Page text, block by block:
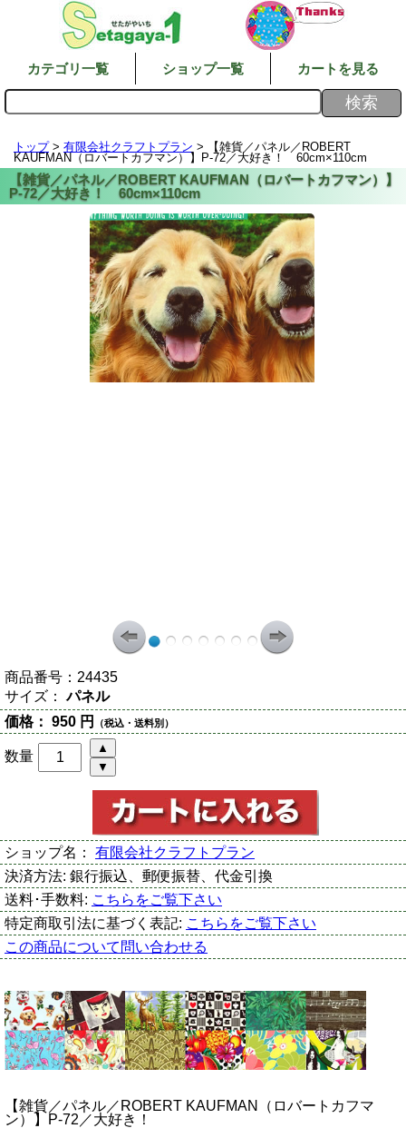
カテゴリ一覧 ショップ一覧 カートを見る
トップ> 有限会社クラフトプラン > 【雑貨／パネル／ROBERT
KAUFMAN（ロバートカフマン）】P-72／大好き！ 60cm×110cm
商品番号： 24435
サイズ： パネル
価格： 950 円 （税込・送料別）
数量
ショップ名： 有限会社クラフトプラン
決済方法: 銀行振込、郵便振替、代金引換
送料･手数料: こちらをご覧下さい
特定商取引法に基づく表記: こちらをご覧下さい
この商品について問い合わせる
【雑貨／パネル／ROBERT KAUFMAN（ロバートカフマ
ン）】P-72／大好き！